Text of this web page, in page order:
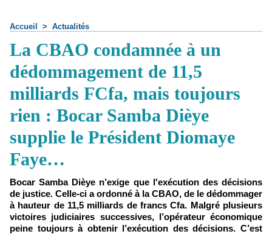
Accueil > Actualités
La CBAO condamnée à un
dédommagement de 11,5
milliards FCfa, mais toujours
rien : Bocar Samba Dièye
supplie le Président Diomaye
Faye…
Bocar Samba Dièye n’exige que l'exécution des décisions
de justice. Celle-ci a ordonné à la CBAO, de le dédommager
à hauteur de 11,5 milliards de francs Cfa. Malgré plusieurs
victoires judiciaires successives, l’opérateur économique
peine toujours à obtenir l’exécution des décisions. C’est